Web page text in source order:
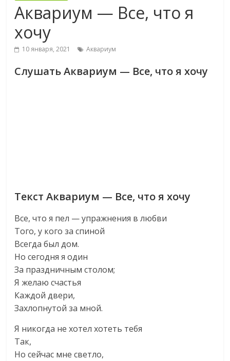
Аквариум — Все, что я
хочу
10 января, 2021 Аквариум
Слушать Аквариум — Все, что я хочу
Текст Аквариум — Все, что я хочу
Все, что я пел — упражнения в любви
Того, у кого за спиной
Всегда был дом.
Но сегодня я один
За праздничным столом;
Я желаю счастья
Каждой двери,
Захлопнутой за мной.
Я никогда не хотел хотеть тебя
Так,
Но сейчас мне светло,